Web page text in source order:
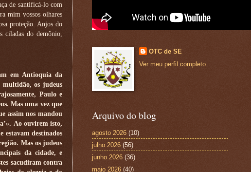
de santificá-lo com
mim vossos olhares
proteção. Anjos do
ciladas do demônio,
em Antioquia da
multidão, os judeus
Paulo e
Mas uma vez que
assim nos mandou
Ao ouvirem isto,
estavam destinados
Mas os judeus
da cidade, e
sacudiram contra
OTC de SE
Ver meu perfil completo
Arquivo do blog
agosto 2026 (10)
julho 2026 (56)
junho 2026 (36)
maio 2026 (40)